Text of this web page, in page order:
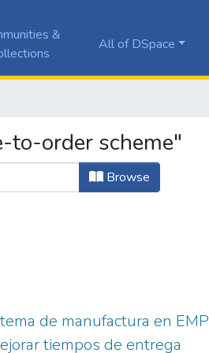
&
All of DSpace
to-order scheme"
Browse
de manufactura en
tiempos de entrega